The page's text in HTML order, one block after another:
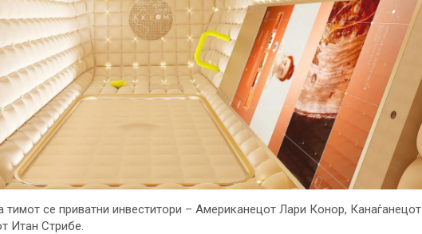
тимот се приватни инвеститори – Американецот Лари Конор, Канаѓанецот
Итан Стрибе.